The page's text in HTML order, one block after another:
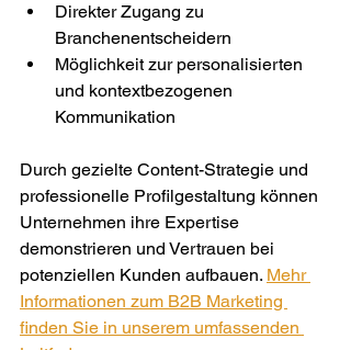
Direkter Zugang zu
Branchenentscheidern
Möglichkeit zur personalisierten
und kontextbezogenen
Kommunikation
Durch gezielte Content-Strategie und
professionelle Profilgestaltung können
Unternehmen ihre Expertise
demonstrieren und Vertrauen bei
potenziellen Kunden aufbauen. Mehr
Informationen zum B2B Marketing
finden Sie in unserem umfassenden